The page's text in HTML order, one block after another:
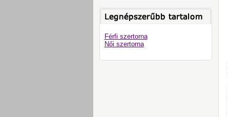
Férfi szertorna
Női szertorna